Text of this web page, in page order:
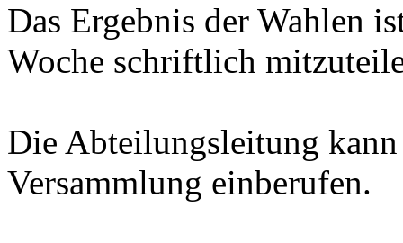
Das Ergebnis der Wahlen
Woche schriftlich
Die Abteilungsleitung
Versammlung einberufen.